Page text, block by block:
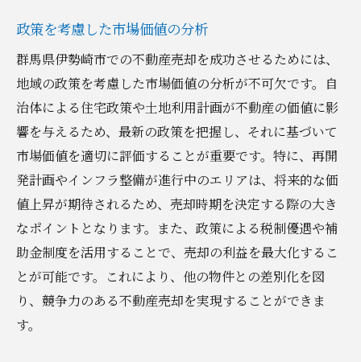
政策を考慮した市場価値の分析
群馬県伊勢崎市での不動産売却を成功させるためには、
地域の政策を考慮した市場価値の分析が不可欠です。自
治体による住宅政策や土地利用計画が不動産の価値に影
響を与えるため、最新の政策を把握し、それに基づいて
市場価値を適切に評価することが重要です。特に、再開
発計画やインフラ整備が進行中のエリアは、将来的な価
値上昇が期待されるため、売却時期を決定する際の大き
なポイントとなります。また、政策による税制優遇や補
助金制度を活用することで、売却の利益を最大化するこ
とが可能です。これにより、他の物件との差別化を図
り、競争力のある不動産売却を実現することができま
す。